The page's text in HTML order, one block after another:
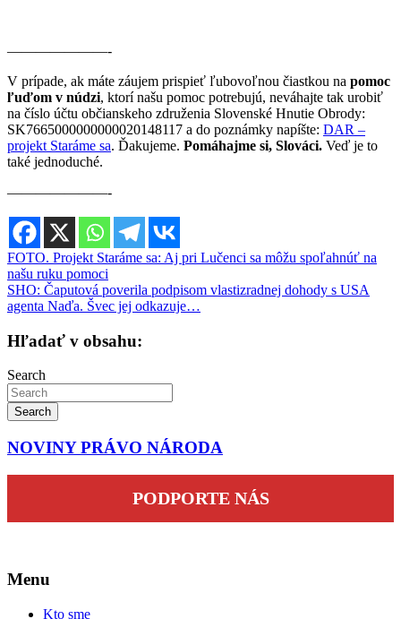
———————-
V prípade, ak máte záujem prispieť ľubovoľnou čiastkou na pomoc
ľuďom v núdzi, ktorí našu pomoc potrebujú, neváhajte tak urobiť
na číslo účtu občianskeho združenia Slovenské Hnutie Obrody:
SK7665000000000020148117 a do poznámky napíšte: DAR –
projekt Staráme sa. Ďakujeme. Pomáhajme si, Slováci. Veď je to
také jednoduché.
———————-
Navigácia
v
článku
FOTO. Projekt Staráme sa: Aj pri Lučenci sa môžu spoľahnúť na
našu ruku pomoci
SHO: Čaputová poverila podpisom vlastizradnej dohody s USA
agenta Naďa. Švec jej odkazuje…
Hľadať v obsahu:
Search
Search
NOVINY PRÁVO NÁRODA
PODPORTE NÁS
Menu
Kto sme